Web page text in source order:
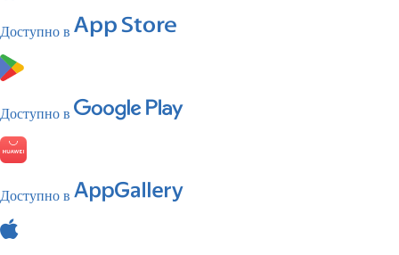
Доступно в
Доступно в
Доступно в